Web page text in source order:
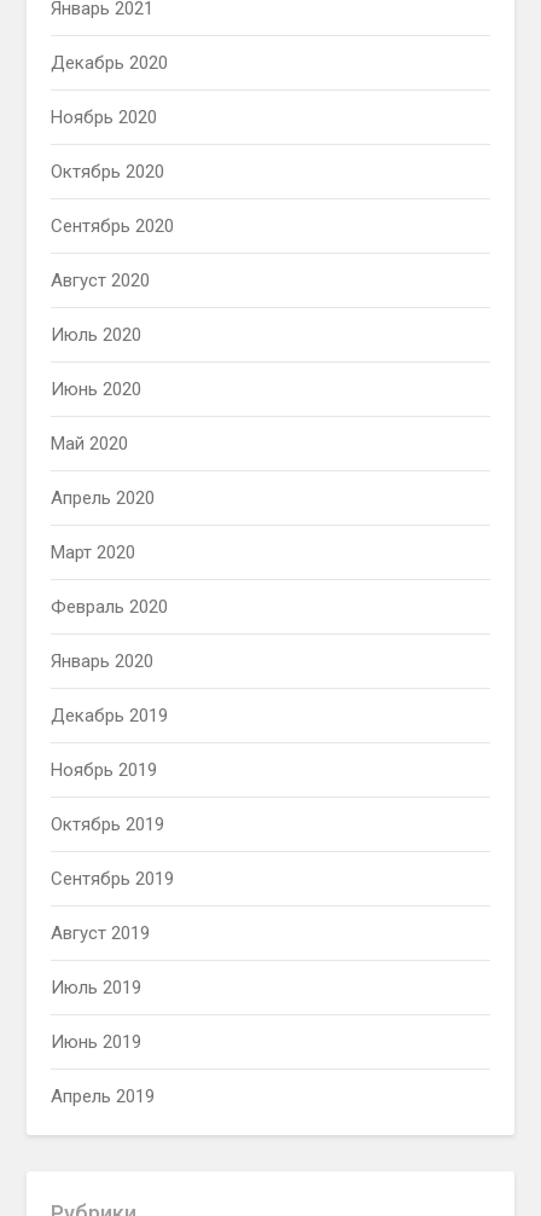
Январь 2021
Декабрь 2020
Ноябрь 2020
Октябрь 2020
Сентябрь 2020
Август 2020
Июль 2020
Июнь 2020
Май 2020
Апрель 2020
Март 2020
Февраль 2020
Январь 2020
Декабрь 2019
Ноябрь 2019
Октябрь 2019
Сентябрь 2019
Август 2019
Июль 2019
Июнь 2019
Апрель 2019